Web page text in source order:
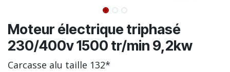
Moteur électrique triphasé
230/400v 1500 tr/min 9,2kw
Carcasse alu taille 132*